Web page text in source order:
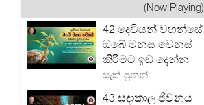
(Now Playing)
42 දෙවියන් වහන්සේ
ඔබේ මනස වෙනස්
කිරීමට ඉඩ දෙන්න
සැක් පූනන්
43 සදාකාල ජීවනය